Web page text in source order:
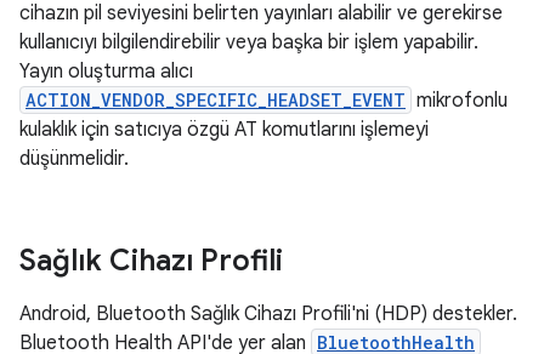
cihazın pil seviyesini belirten yayınları alabilir ve gerekirse
kullanıcıyı bilgilendirebilir veya başka bir işlem yapabilir.
Yayın oluşturma alıcı
ACTION_VENDOR_SPECIFIC_HEADSET_EVENT mikrofonlu
kulaklık için satıcıya özgü AT komutlarını işlemeyi
düşünmelidir.
Sağlık Cihazı Profili
Android, Bluetooth Sağlık Cihazı Profili'ni (HDP) destekler.
Bluetooth Health API'de yer alan BluetoothHealth